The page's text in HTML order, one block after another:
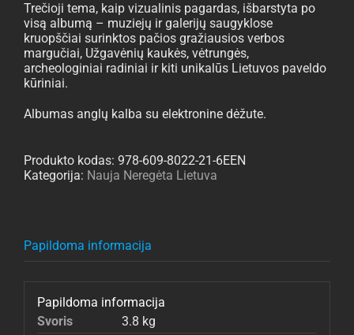
Trečioji tema, kaip vizualinis pagardas, išbarstyta po
visą albumą – muziejų ir galerijų saugyklose
kruopščiai surinktos pačios gražiausios verbos
margučiai, Užgavėnių kaukės, vėtrungės,
archeologiniai radiniai ir kiti unikalūs Lietuvos paveldo
kūriniai.
Albumas anglų kalba su elektronine dėžute.
Produkto kodas: 978-609-8022-21-6EEN
Kategorija: Nauja Neregėta Lietuva
Papildoma informacija
Papildoma informacija
Svoris
3.8 kg